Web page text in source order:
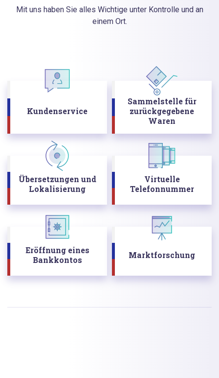
Mit uns haben Sie alles Wichtige unter Kontrolle und an
einem Ort.
Kundenservice
Sammelstelle für
zurückgegebene
Waren
Übersetzungen und
Lokalisierung
Virtuelle
Telefonnummer
Eröffnung eines
Bankkontos
Marktforschung